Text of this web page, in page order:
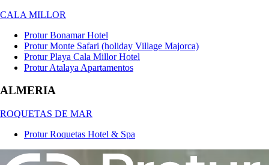
CALA MILLOR
Protur Bonamar Hotel
Protur Monte Safari (holiday Village Majorca)
Protur Playa Cala Millor Hotel
Protur Atalaya Apartamentos
ALMERIA
ROQUETAS DE MAR
Protur Roquetas Hotel & Spa